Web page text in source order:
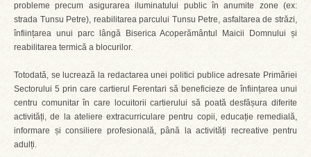
probleme precum asigurarea iluminatului public în anumite zone (ex:
strada Tunsu Petre), reabilitarea parcului Tunsu Petre, asfaltarea de străzi,
înființarea unui parc lângă Biserica Acoperământul Maicii Domnului și
reabilitarea termică a blocurilor.
Totodată, se lucrează la redactarea unei politici publice adresate Primăriei
Sectorului 5 prin care cartierul Ferentari să beneficieze de înființarea unui
centru comunitar în care locuitorii cartierului să poată desfășura diferite
activități, de la ateliere extracurriculare pentru copii, educație remedială,
informare și consiliere profesională, până la activități recreative pentru
adulți.